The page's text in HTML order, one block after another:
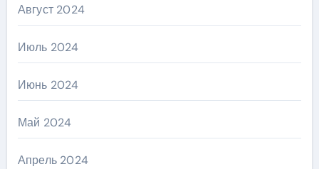
Август 2024
Июль 2024
Июнь 2024
Май 2024
Апрель 2024